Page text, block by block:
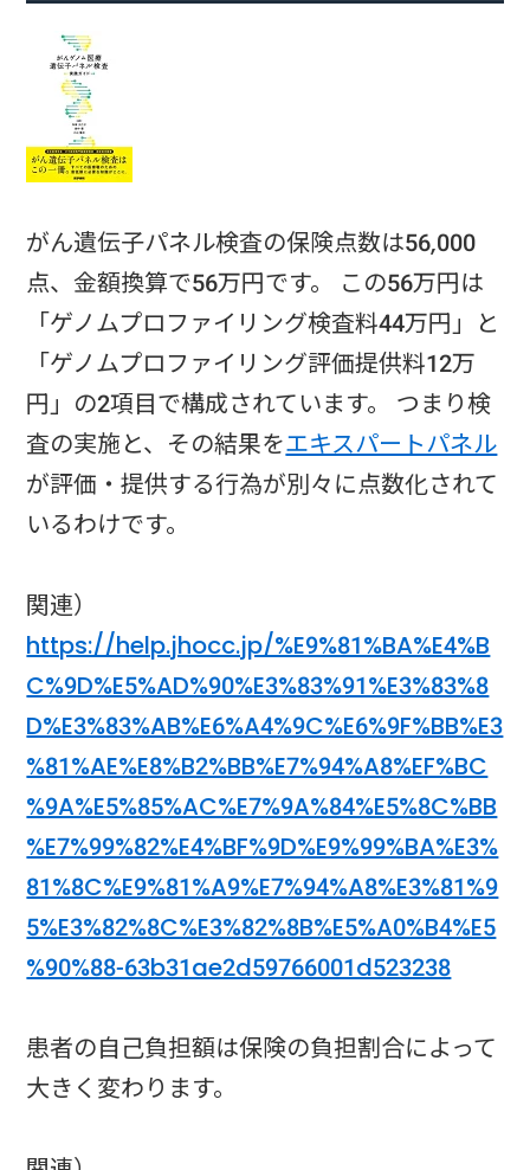
がん遺伝子パネル検査の保険点数は56,000
点、金額換算で56万円です。 この56万円は
「ゲノムプロファイリング検査料44万円」と
「ゲノムプロファイリング評価提供料12万
円」の2項目で構成されています。 つまり検
査の実施と、その結果をエキスパートパネル
が評価・提供する行為が別々に点数化されて
いるわけです。
関連）
https://help.jhocc.jp/%E9%81%BA%E4%B
C%9D%E5%AD%90%E3%83%91%E3%83%8
D%E3%83%AB%E6%A4%9C%E6%9F%BB%E3
%81%AE%E8%B2%BB%E7%94%A8%EF%BC
%9A%E5%85%AC%E7%9A%84%E5%8C%BB
%E7%99%82%E4%BF%9D%E9%99%BA%E3%
81%8C%E9%81%A9%E7%94%A8%E3%81%9
5%E3%82%8C%E3%82%8B%E5%A0%B4%E5
%90%88-63b31ae2d59766001d523238
患者の自己負担額は保険の負担割合によって
大きく変わります。